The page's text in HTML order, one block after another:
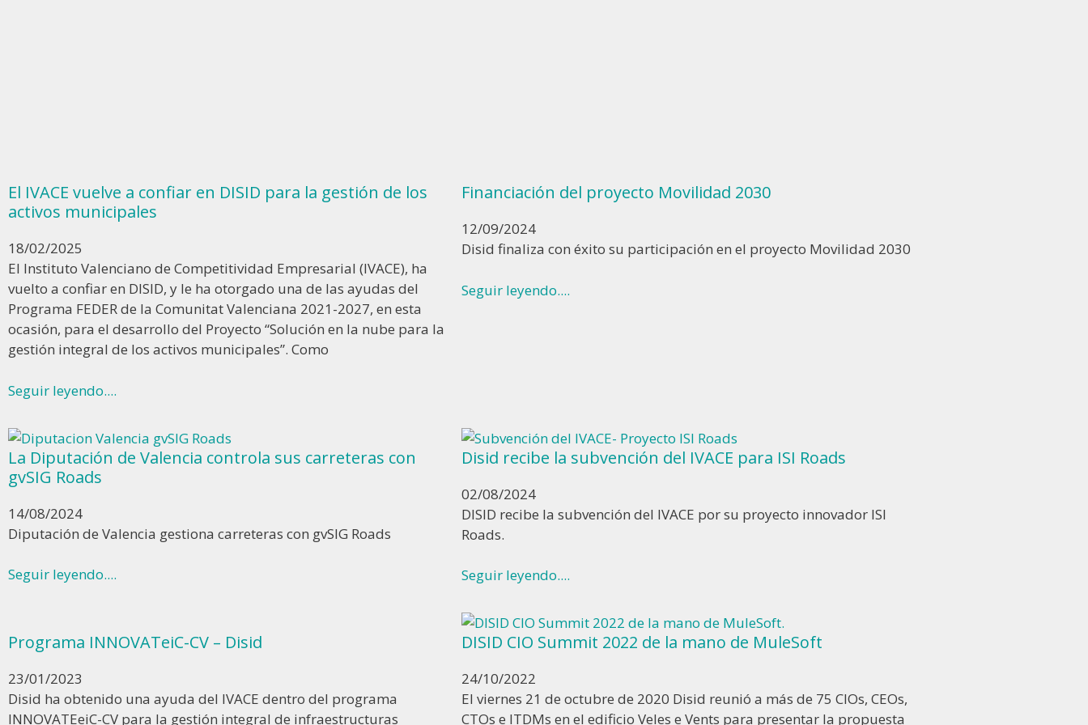
El IVACE vuelve a confiar en DISID para la gestión de los
activos municipales
18/02/2025
El Instituto Valenciano de Competitividad Empresarial (IVACE), ha
vuelto a confiar en DISID, y le ha otorgado una de las ayudas del
Programa FEDER de la Comunitat Valenciana 2021-2027, en esta
ocasión, para el desarrollo del Proyecto “Solución en la nube para la
gestión integral de los activos municipales”. Como
Seguir leyendo....
Financiación del proyecto Movilidad 2030
12/09/2024
Disid finaliza con éxito su participación en el proyecto Movilidad 2030
Seguir leyendo....
La Diputación de Valencia controla sus carreteras con
gvSIG Roads
14/08/2024
Diputación de Valencia gestiona carreteras con gvSIG Roads
Seguir leyendo....
Disid recibe la subvención del IVACE para ISI Roads
02/08/2024
DISID recibe la subvención del IVACE por su proyecto innovador ISI
Roads.
Seguir leyendo....
Programa INNOVATeiC-CV – Disid
23/01/2023
Disid ha obtenido una ayuda del IVACE dentro del programa
INNOVATEeiC-CV para la gestión integral de infraestructuras
DISID CIO Summit 2022 de la mano de MuleSoft
24/10/2022
El viernes 21 de octubre de 2020 Disid reunió a más de 75 CIOs, CEOs,
CTOs e ITDMs en el edificio Veles e Vents para presentar la propuesta